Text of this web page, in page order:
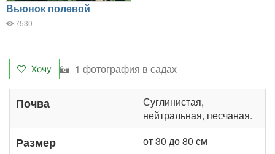
Вьюнок полевой
7530
Хочу 1 фотография в садах
Почва
Суглинистая,
нейтральная, песчаная.
Размер от 30 до 80 см